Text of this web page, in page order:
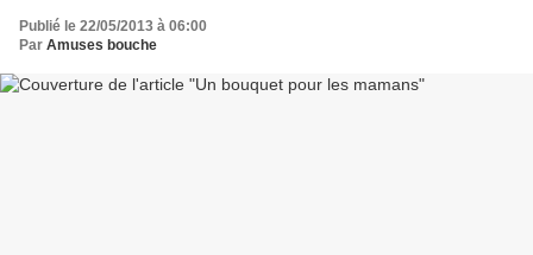
Publié le 22/05/2013 à 06:00
Par Amuses bouche